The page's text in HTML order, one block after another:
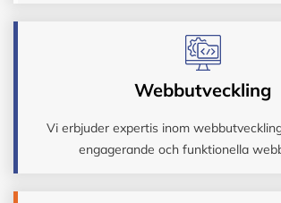
Webbutveckling
Vi erbjuder expertis inom
engagerande och funktionella